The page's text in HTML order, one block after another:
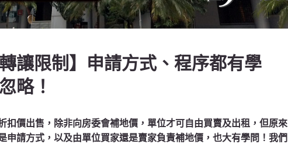
讓限制】申請方式、程序都有學
略！
扣價出售，除非向房委會補地價，單位才可自由買賣及出租，但原來
申請方式，以及由單位買家還是賣家負責補地價，也大有學問！我們